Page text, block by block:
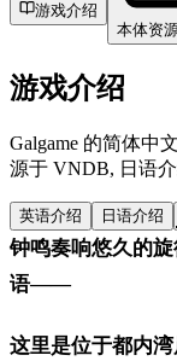
游戏介绍
本体资
游戏介绍
Galgame 的简体中
源于 VNDB, 日语
英语介绍 日语介绍
钟鸣奏响悠久的
语——
这里是位于都内